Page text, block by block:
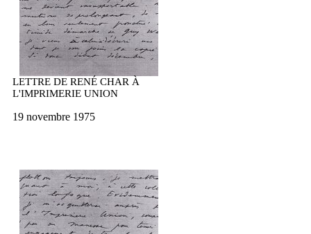
LETTRE DE RENÉ CHAR À
L'IMPRIMERIE UNION
19 novembre 1975